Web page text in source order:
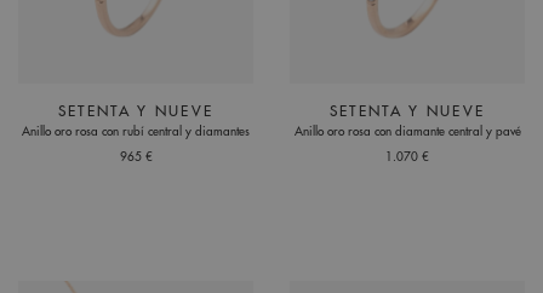
SETENTA Y NUEVE
Anillo oro rosa con rubí central y diamantes
965 €
SETENTA Y NUEVE
Anillo oro rosa con diamante central y pavé
1.070 €